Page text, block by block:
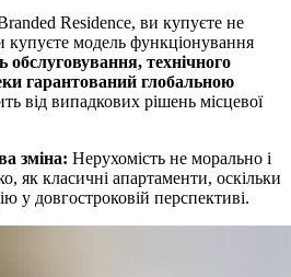
Residence, ви купуєте не
модель функціонування
обслуговування, технічного
гарантований глобальною
від випадкових рішень місцевої
зміна: Нерухомість не морально і
як класичні апартаменти, оскільки
у довгостроковій перспективі.